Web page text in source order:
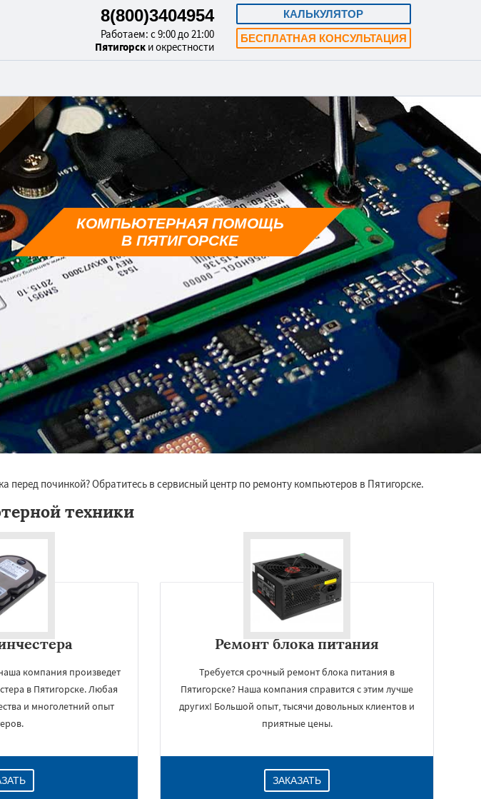
КАЛЬКУЛЯТОР
БЕСПЛАТНАЯ КОНСУЛЬТАЦИЯ
8(800)3404954
Работаем: с 9:00 до 21:00
Пятигорск и окрестности
КОМПЬЮТЕРНАЯ ПОМОЩЬ
В ПЯТИГОРСКЕ
починкой? Обратитесь в сервисный центр по ремонту компьютеров в Пятигорске.
техники
компания произведет
в Пятигорске. Любая
и многолетний опыт
Ремонт блока питания
Требуется срочный ремонт блока питания в
Пятигорске? Наша компания справится с этим лучше
других! Большой опыт, тысячи довольных клиентов и
приятные цены.
ЗАКАЗАТЬ